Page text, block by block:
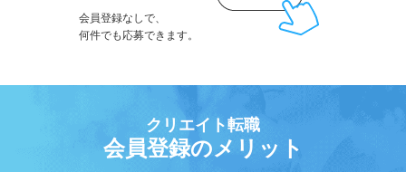
会員登録なしで、
何件でも応募できます。
クリエイト転職
会員登録のメリット